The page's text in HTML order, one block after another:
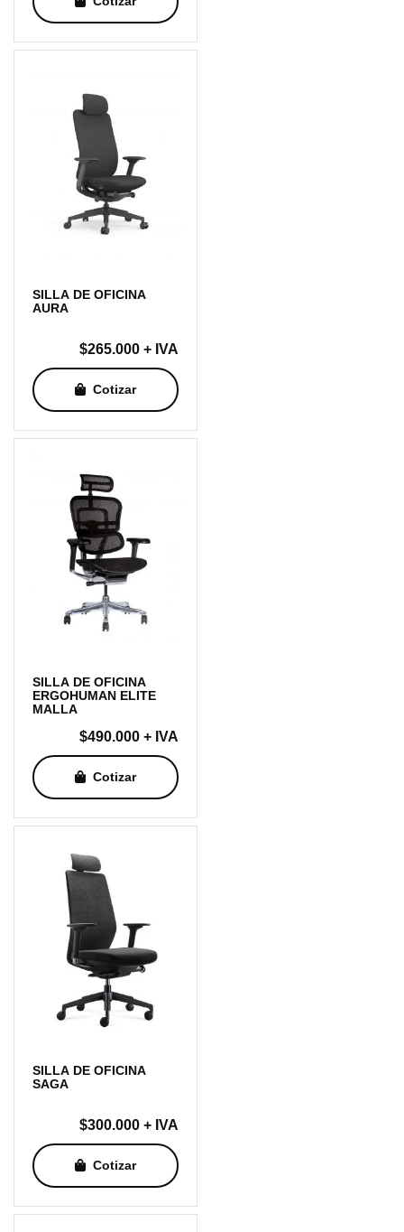
SILLA DE OFICINA
AURA
$265.000 + IVA
Cotizar
SILLA DE OFICINA
ERGOHUMAN ELITE
MALLA
$490.000 + IVA
Cotizar
SILLA DE OFICINA
SAGA
$300.000 + IVA
Cotizar